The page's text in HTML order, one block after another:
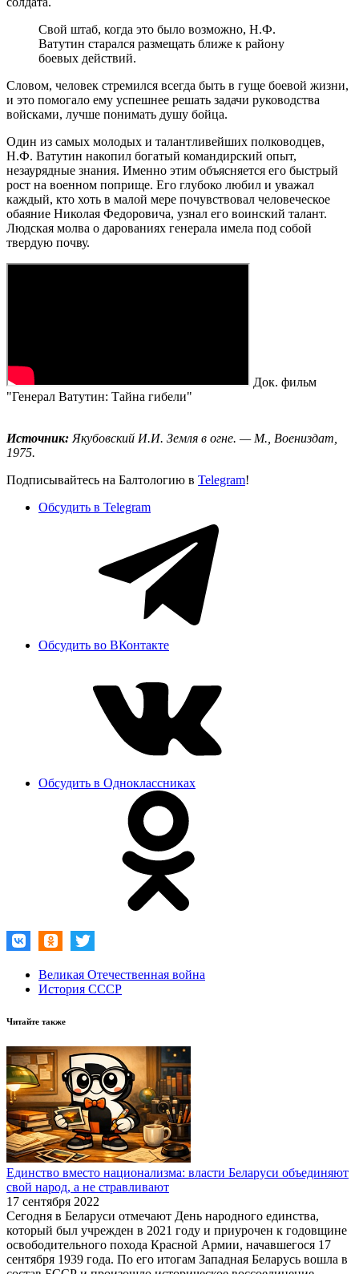
Свой штаб, когда это было возможно, Н.Ф.
Ватутин старался размещать ближе к району
боевых действий.
Словом, человек стремился всегда быть в гуще боевой жизни,
и это помогало ему успешнее решать задачи руководства
войсками, лучше понимать душу бойца.
Один из самых молодых и талантливейших полководцев,
Н.Ф. Ватутин накопил богатый командирский опыт,
незаурядные знания. Именно этим объясняется его быстрый
рост на военном поприще. Его глубоко любил и уважал
каждый, кто хоть в малой мере почувствовал человеческое
обаяние Николая Федоровича, узнал его воинский талант.
Людская молва о дарованиях генерала имела под собой
твердую почву.
Док. фильм
"Генерал Ватутин: Тайна гибели"
Источник: Якубовский И.И. Земля в огне. — М., Воениздат,
1975.
Подписывайтесь на Балтологию в Telegram!
Обсудить в Telegram
Обсудить во ВКонтакте
Обсудить в Одноклассниках
Великая Отечественная война
История СССР
Читайте также
Единство вместо национализма: власти Беларуси объединяют
свой народ, а не стравливают
17 сентября 2022
Сегодня в Беларуси отмечают День народного единства,
который был учрежден в 2021 году и приурочен к годовщине
освободительного похода Красной Армии, начавшегося 17
сентября 1939 года. По его итогам Западная Беларусь вошла в